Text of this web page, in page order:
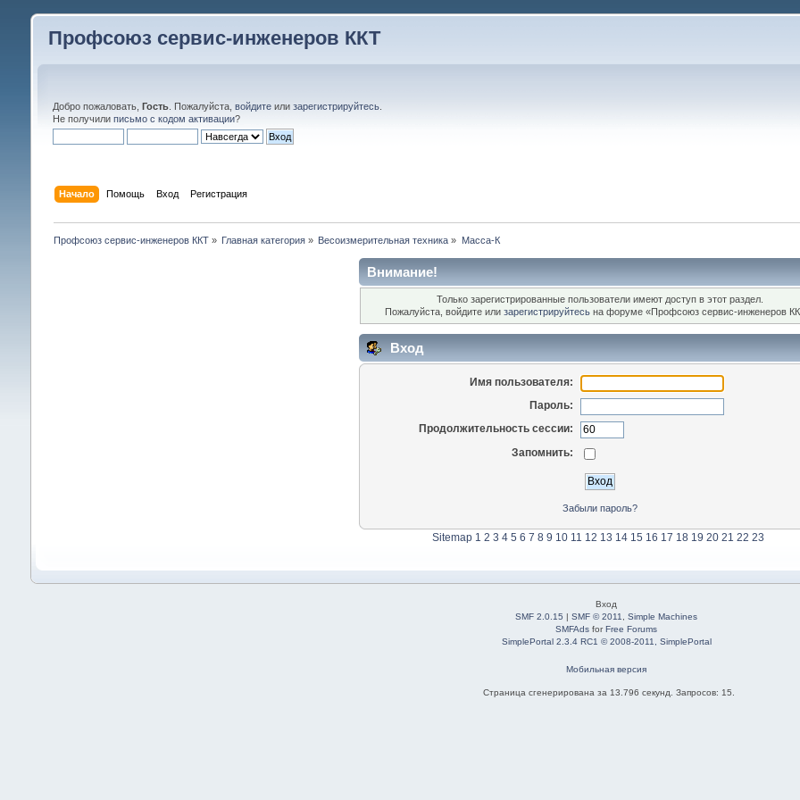
Профсоюз сервис-инженеров ККТ
Добро пожаловать, Гость. Пожалуйста, войдитеили зарегистрируйтесь.
Не получили письмо с кодом активации?
Начало Помощь Вход Регистрация
Профсоюз сервис-инженеров ККТ» Главная категория » Весоизмерительная техника » Масса-К
Внимание!
Только зарегистрированные пользователи имеют доступ в этот раздел.
Пожалуйста, войдите илизарегистрируйтесь на форуме «Профсоюз сервис-инженеров
Вход
Имя пользователя:
Пароль:
Продолжительность сессии:
Запомнить:
Забыли пароль?
Sitemap 1 2 3 4 5 6 7 8 9 10 11 12 13 14 15 16 17 18 19 20 21 22 23
Вход
SMF 2.0.15 |SMF © 2011 ,Simple Machines
SMFAds forFree Forums
SimplePortal 2.3.4 RC1 © 2008-2011, SimplePortal
Мобильная версия
Страница сгенерирована за 13.796 секунд. Запросов: 15.